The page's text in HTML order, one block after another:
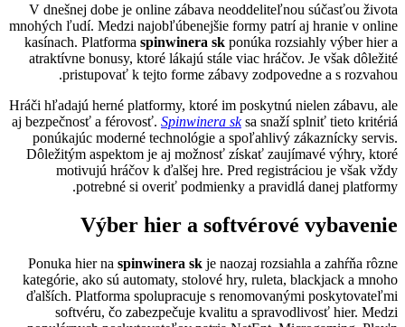
V dnešnej dobe je online zábava neoddeliteľnou súčasťou života
mnohých ľudí. Medzi najobľúbenejšie formy patrí aj hranie v online
kasínach. Platforma spinwinera sk ponúka rozsiahly výber hier a
atraktívne bonusy, ktoré lákajú stále viac hráčov. Je však dôležité
pristupovať k tejto forme zábavy zodpovedne a s rozvahou.
Hráči hľadajú herné platformy, ktoré im poskytnú nielen zábavu, ale
aj bezpečnosť a férovosť. Spinwinera sksa snaží splniť tieto kritériá
ponúkajúc moderné technológie a spoľahlivý zákaznícky servis.
Dôležitým aspektom je aj možnosť získať zaujímavé výhry, ktoré
motivujú hráčov k ďalšej hre. Pred registráciou je však vždy
potrebné si overiť podmienky a pravidlá danej platformy.
Výber hier a softvérové vybavenie
Ponuka hier na spinwinera sk je naozaj rozsiahla a zahŕňa rôzne
kategórie, ako sú automaty, stolové hry, ruleta, blackjack a mnoho
ďalších. Platforma spolupracuje s renomovanými poskytovateľmi
softvéru, čo zabezpečuje kvalitu a spravodlivosť hier. Medzi